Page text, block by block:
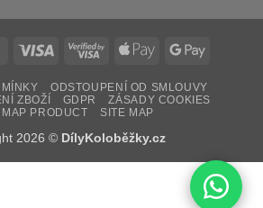
MasterCardVisa
Visa
Apple
Google
ODSTOUPENÍ OD SMLOUVY
ZBOŽÍ
GDPR
ZÁSADY COOKIES
MAP PRODUCT
SITE MAP
2026 © DílyKoloběžky.cz